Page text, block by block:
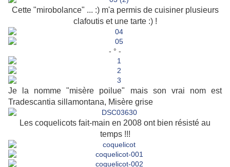
Cette "mirobolance" ... :) m'a permis de cuisiner plusieurs
clafoutis et une tarte :) !
- ° -
Je la nomme "misère poilue" mais son vrai nom est
Tradescantia sillamontana, Misère grise
Les coquelicots fait-main en 2008 ont bien résisté au
temps !!!